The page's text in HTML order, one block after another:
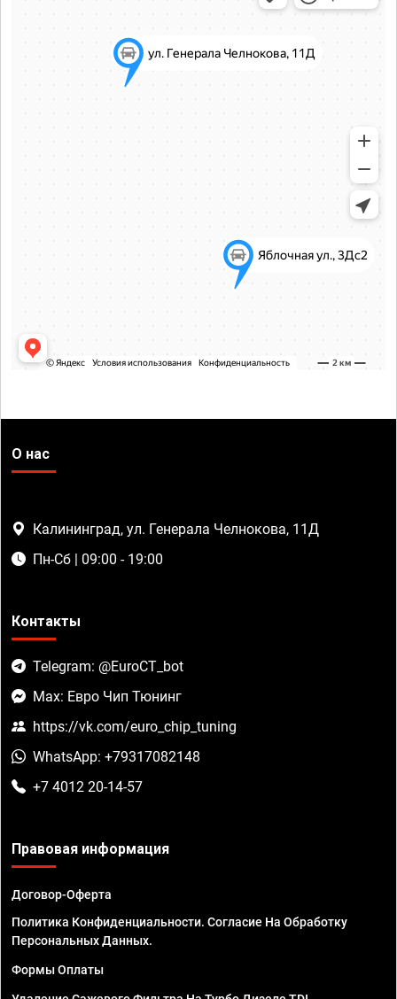
О нас
Калининград, ул. Генерала Челнокова, 11Д
Пн-Сб | 09:00 - 19:00
Контакты
Telegram: @EuroCT_bot
Max: Евро Чип Тюнинг
https://vk.com/euro_chip_tuning
WhatsApp: +79317082148
+7 4012 20-14-57
Правовая информация
Договор-Оферта
Политика Конфиденциальности. Согласие На Обработку
Персональных Данных.
Формы Оплаты